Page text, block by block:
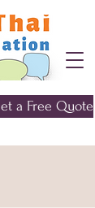
a Free Quote